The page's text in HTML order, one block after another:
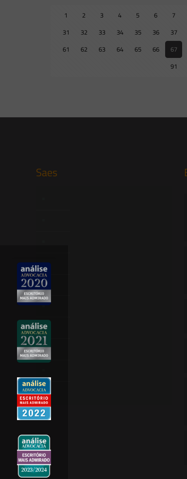
1 2 3 4 5 6 7
31
32 33 34 35 36 37
61
62 63 64 65 66 67
91
Saes